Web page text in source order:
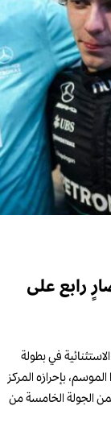
رابع على
في بطولة
هذا الموسم، بإحرازه المركز
الجولة الخامسة من